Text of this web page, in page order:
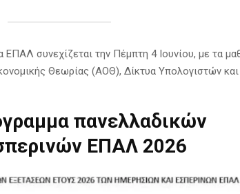
συνεχίζεται την Πέμπτη 4 Ιουνίου, με τα
Θεωρίας (ΑΟΘ), Δίκτυα Υπολογιστών
πανελλαδικών
ΕΠΑΛ 2026